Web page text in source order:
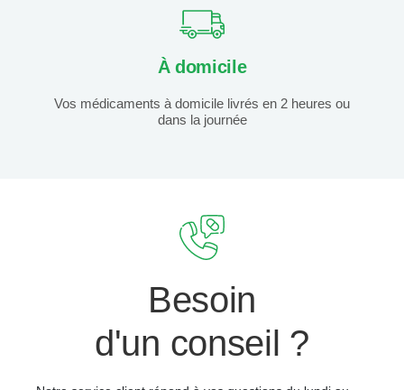
À domicile
Vos médicaments à domicile livrés en 2 heures ou
dans la journée
Besoin
d'un conseil ?